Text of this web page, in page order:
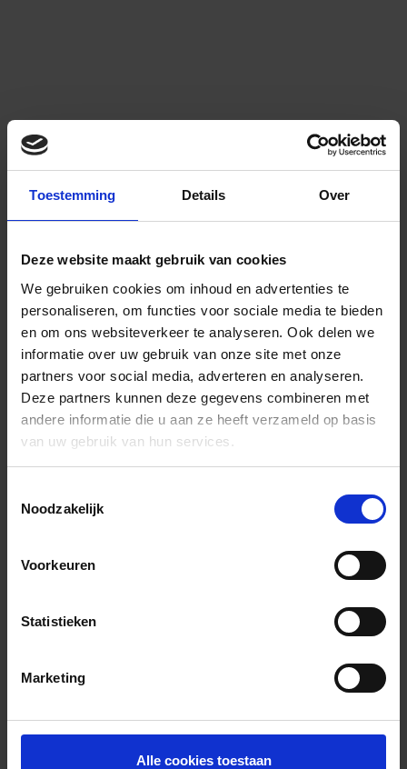
Toestemming Details Over
Deze website maakt gebruik van cookies
We gebruiken cookies om inhoud en advertenties te
personaliseren, om functies voor sociale media te bieden
en om ons websiteverkeer te analyseren. Ook delen we
informatie over uw gebruik van onze site met onze
partners voor social media, adverteren en analyseren.
Deze partners kunnen deze gegevens combineren met
andere informatie die u aan ze heeft verzameld op basis
van uw gebruik van hun services.
Noodzakelijk
Voorkeuren
Statistieken
Marketing
Alle cookies toestaan